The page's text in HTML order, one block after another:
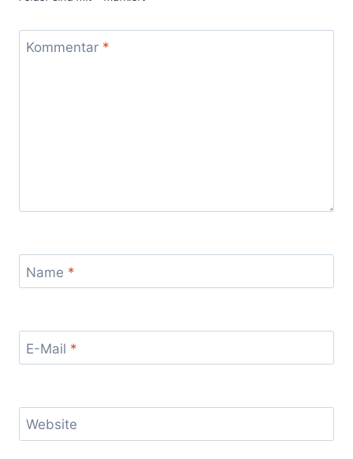
Kommentar *
Name *
E-Mail *
Website